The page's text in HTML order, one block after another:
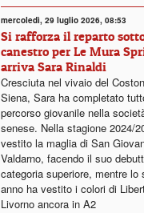
mercoledì, 29 luglio 2026, 08:53
Si rafforza il reparto
canestro per Le Mura
arriva Sara Rinaldi
Cresciuta nel vivaio del
Siena, Sara ha completato
percorso giovanile nella
senese. Nella stagione 2024/
vestito la maglia di San
Valdarno, facendo il suo
categoria superiore, mentre lo
anno ha vestito i colori di
Livorno ancora in A2